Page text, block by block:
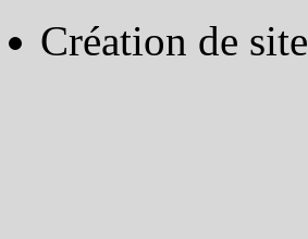
Création de site